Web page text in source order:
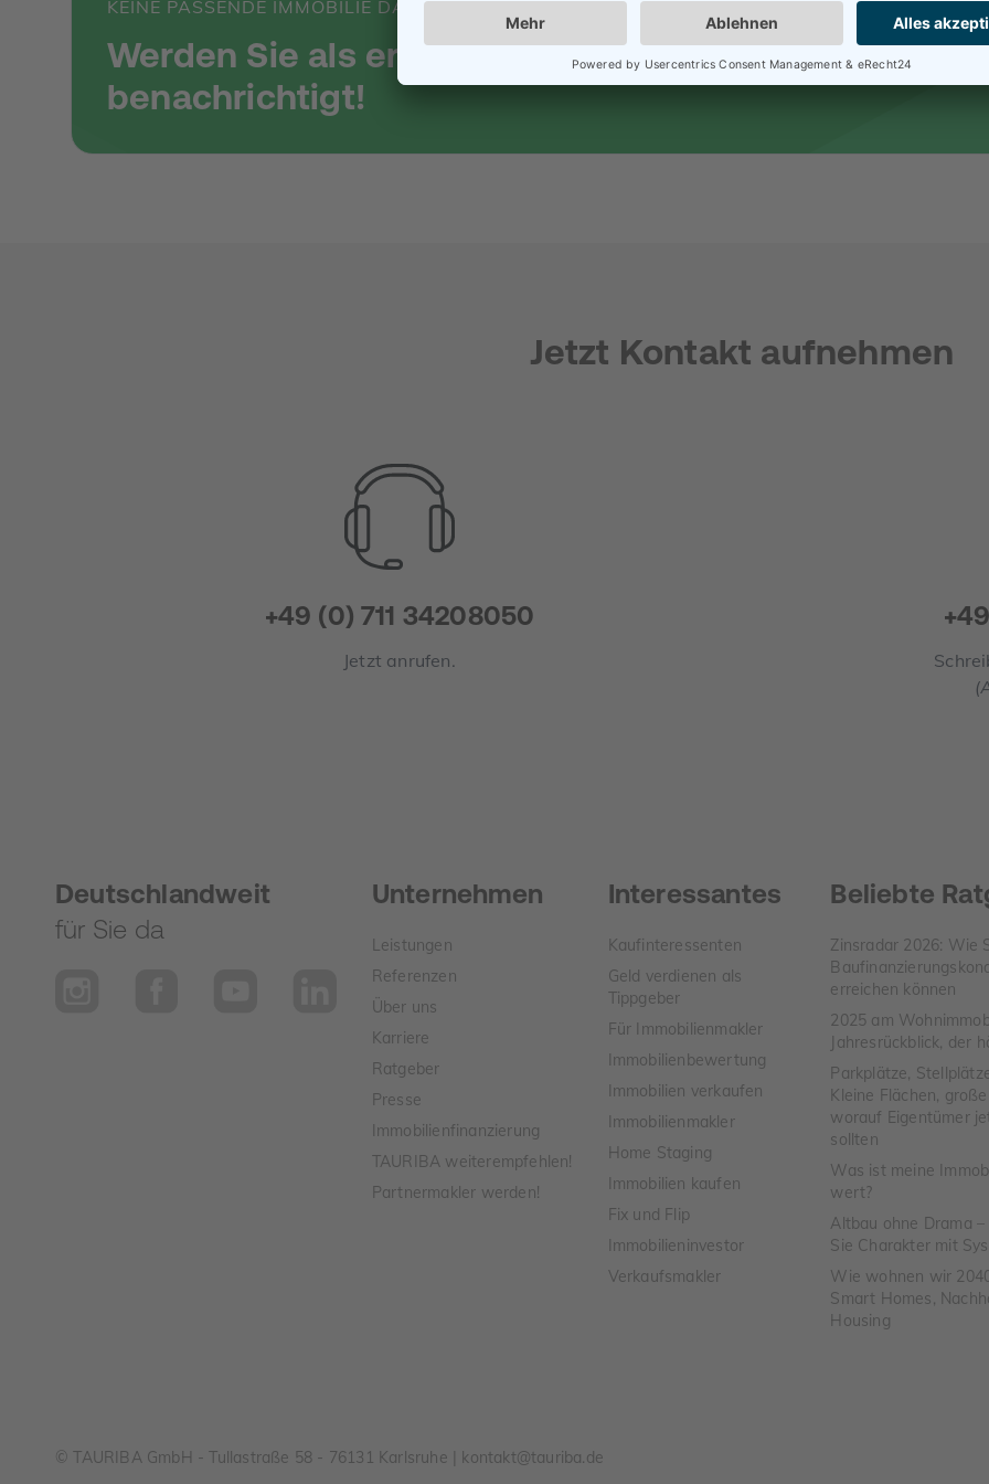
KEINE PASSENDE IMMOBILIE DABEI?
Werden Sie als erstes über passende Immobilien
benachrichtigt!
Jetzt Kontakt aufnehmen
+49 (0) 711 34208050
Jetzt anrufen.
Deutschlandweit
für Sie da
Unternehmen
Leistungen
Referenzen
Über uns
Karriere
Ratgeber
Presse
Immobilienfinanzierung
TAURIBA weiterempfehlen!
Partnermakler werden!
Interessantes
Kaufinteressenten
Geld verdienen als
Tippgeber
Für Immobilienmakler
Immobilienbewertung
Immobilien verkaufen
Immobilienmakler
Home Staging
Immobilien kaufen
Fix und Flip
Immobilieninvestor
Verkaufsmakler
Beliebte
Zinsradar 2026: Wie
erreichen können
2025 am
Jahresrückblick, der
Parkplätze,
Kleine Flächen,
worauf Eigentümer
sollten
Was ist meine
wert?
Altbau ohne Drama
Sie Charakter mit
Wie wohnen wir
Smart Homes,
Housing
© TAURIBA GmbH - Tullastraße 58 - 76131 Karlsruhe | kontakt@tauriba.de